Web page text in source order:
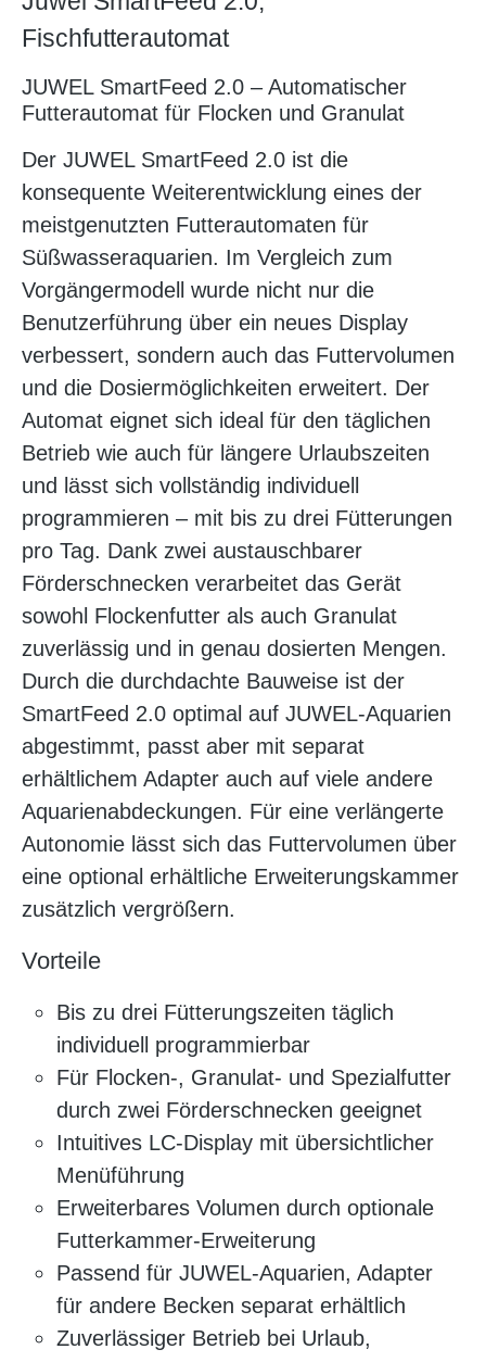
Fischfutterautomat
JUWEL SmartFeed 2.0 – Automatischer
Futterautomat für Flocken und Granulat
Der JUWEL SmartFeed 2.0 ist die
konsequente Weiterentwicklung eines der
meistgenutzten Futterautomaten für
Süßwasseraquarien. Im Vergleich zum
Vorgängermodell wurde nicht nur die
Benutzerführung über ein neues Display
verbessert, sondern auch das Futtervolumen
und die Dosiermöglichkeiten erweitert. Der
Automat eignet sich ideal für den täglichen
Betrieb wie auch für längere Urlaubszeiten
und lässt sich vollständig individuell
programmieren – mit bis zu drei Fütterungen
pro Tag. Dank zwei austauschbarer
Förderschnecken verarbeitet das Gerät
sowohl Flockenfutter als auch Granulat
zuverlässig und in genau dosierten Mengen.
Durch die durchdachte Bauweise ist der
SmartFeed 2.0 optimal auf JUWEL-Aquarien
abgestimmt, passt aber mit separat
erhältlichem Adapter auch auf viele andere
Aquarienabdeckungen. Für eine verlängerte
Autonomie lässt sich das Futtervolumen über
eine optional erhältliche Erweiterungskammer
zusätzlich vergrößern.
Vorteile
Bis zu drei Fütterungszeiten täglich
individuell programmierbar
Für Flocken-, Granulat- und Spezialfutter
durch zwei Förderschnecken geeignet
Intuitives LC-Display mit übersichtlicher
Menüführung
Erweiterbares Volumen durch optionale
Futterkammer-Erweiterung
Passend für JUWEL-Aquarien, Adapter
für andere Becken separat erhältlich
Zuverlässiger Betrieb bei Urlaub,